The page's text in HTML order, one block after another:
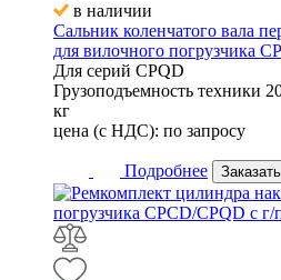
в наличии
Сальник коленчатого вала
для вилочного погрузчика
Для серий CPQD
Грузоподъемность техники
кг
цена (с НДС): по запросу
Подробнее Заказать